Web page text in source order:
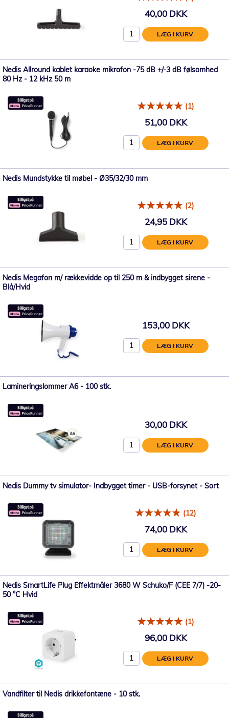
40,00 DKK
LÆG I KURV
Nedis Allround kablet karaoke mikrofon -75 dB +/-3 dB følsomhed
80 Hz - 12 kHz 50 m
(1)
51,00 DKK
LÆG I KURV
Nedis Mundstykke til møbel - Ø35/32/30 mm
(2)
24,95 DKK
LÆG I KURV
Nedis Megafon m/ rækkevidde op til 250 m & indbygget sirene -
Blå/Hvid
153,00 DKK
LÆG I KURV
Lamineringslommer A6 - 100 stk.
30,00 DKK
LÆG I KURV
Nedis Dummy tv simulator- Indbygget timer - USB-forsynet - Sort
(12)
74,00 DKK
LÆG I KURV
Nedis SmartLife Plug Effektmåler 3680 W Schuko/F (CEE 7/7) -20-
50 °C Hvid
(1)
96,00 DKK
LÆG I KURV
Vandfilter til Nedis drikkefontæne - 10 stk.